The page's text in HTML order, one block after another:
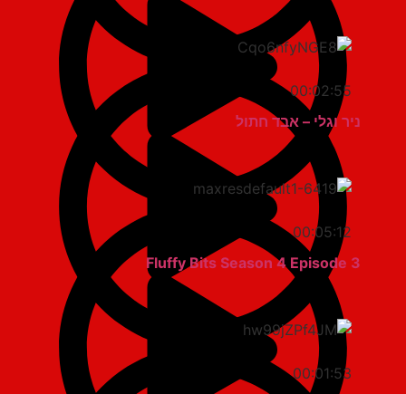
00:02:55
ניר וגלי – אבד חתול
00:05:12
Fluffy Bits Season 4 Episode 3
00:01:53